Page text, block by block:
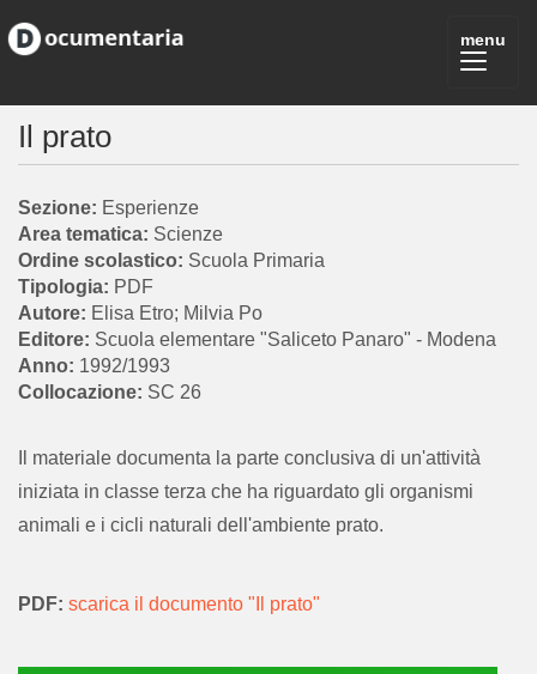
Il prato
Esperienze
Scienze
Scuola Primaria
PDF
Elisa Etro; Milvia Po
Scuola elementare "Saliceto Panaro" - Modena
1992/1993
SC 26
Il materiale documenta la parte conclusiva di un'attività
iniziata in classe terza che ha riguardato gli organismi
animali e i cicli naturali dell'ambiente prato.
PDF: scarica il documento "Il prato"